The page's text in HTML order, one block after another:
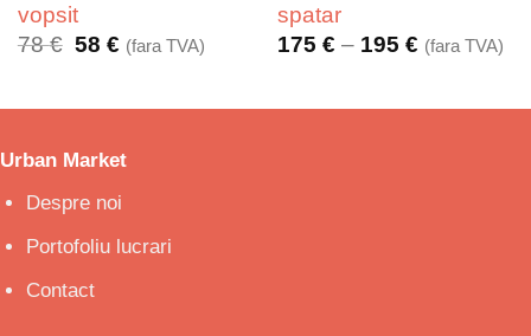
vopsit
78€ Prețul
fost:
58€ Prețul
curent
58 €.
(fara TVA)
spatar
175 € – 195 €Interval
de
175 €
(fara TVA)
Urban Market
Despre noi
Portofoliu lucrari
Contact